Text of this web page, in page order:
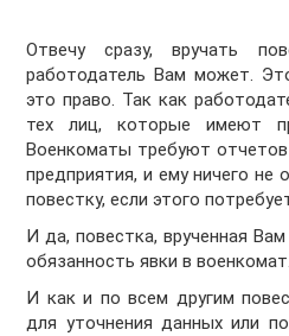
Отвечу сразу, вручать
работодатель Вам может.
это право. Так как
тех лиц, которые имеют
Военкоматы требуют
предприятия, и ему ничего не
повестку, если этого
И да, повестка, врученная
обязанность явки в военкомат.
И как и по всем другим
для уточнения данных или